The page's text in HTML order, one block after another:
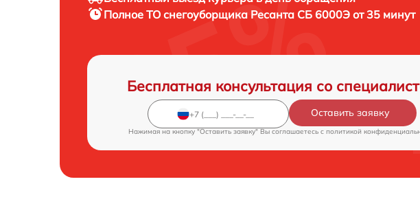
Полное ТО снегоуборщика Ресанта СБ 6000Э от 35 минут
Бесплатная консультация со
Оставить заявку
Нажимая на кнопку "Оставить заявку" Вы соглашаетесь c политикой